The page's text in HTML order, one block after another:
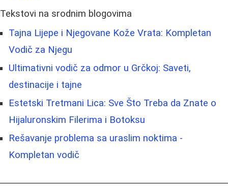
Tekstovi na srodnim blogovima
Tajna Lijepe i Njegovane Kože Vrata: Kompletan
Vodič za Njegu
Ultimativni vodič za odmor u Grčkoj: Saveti,
destinacije i tajne
Estetski Tretmani Lica: Sve Što Treba da Znate o
Hijaluronskim Filerima i Botoksu
Rešavanje problema sa uraslim noktima -
Kompletan vodič